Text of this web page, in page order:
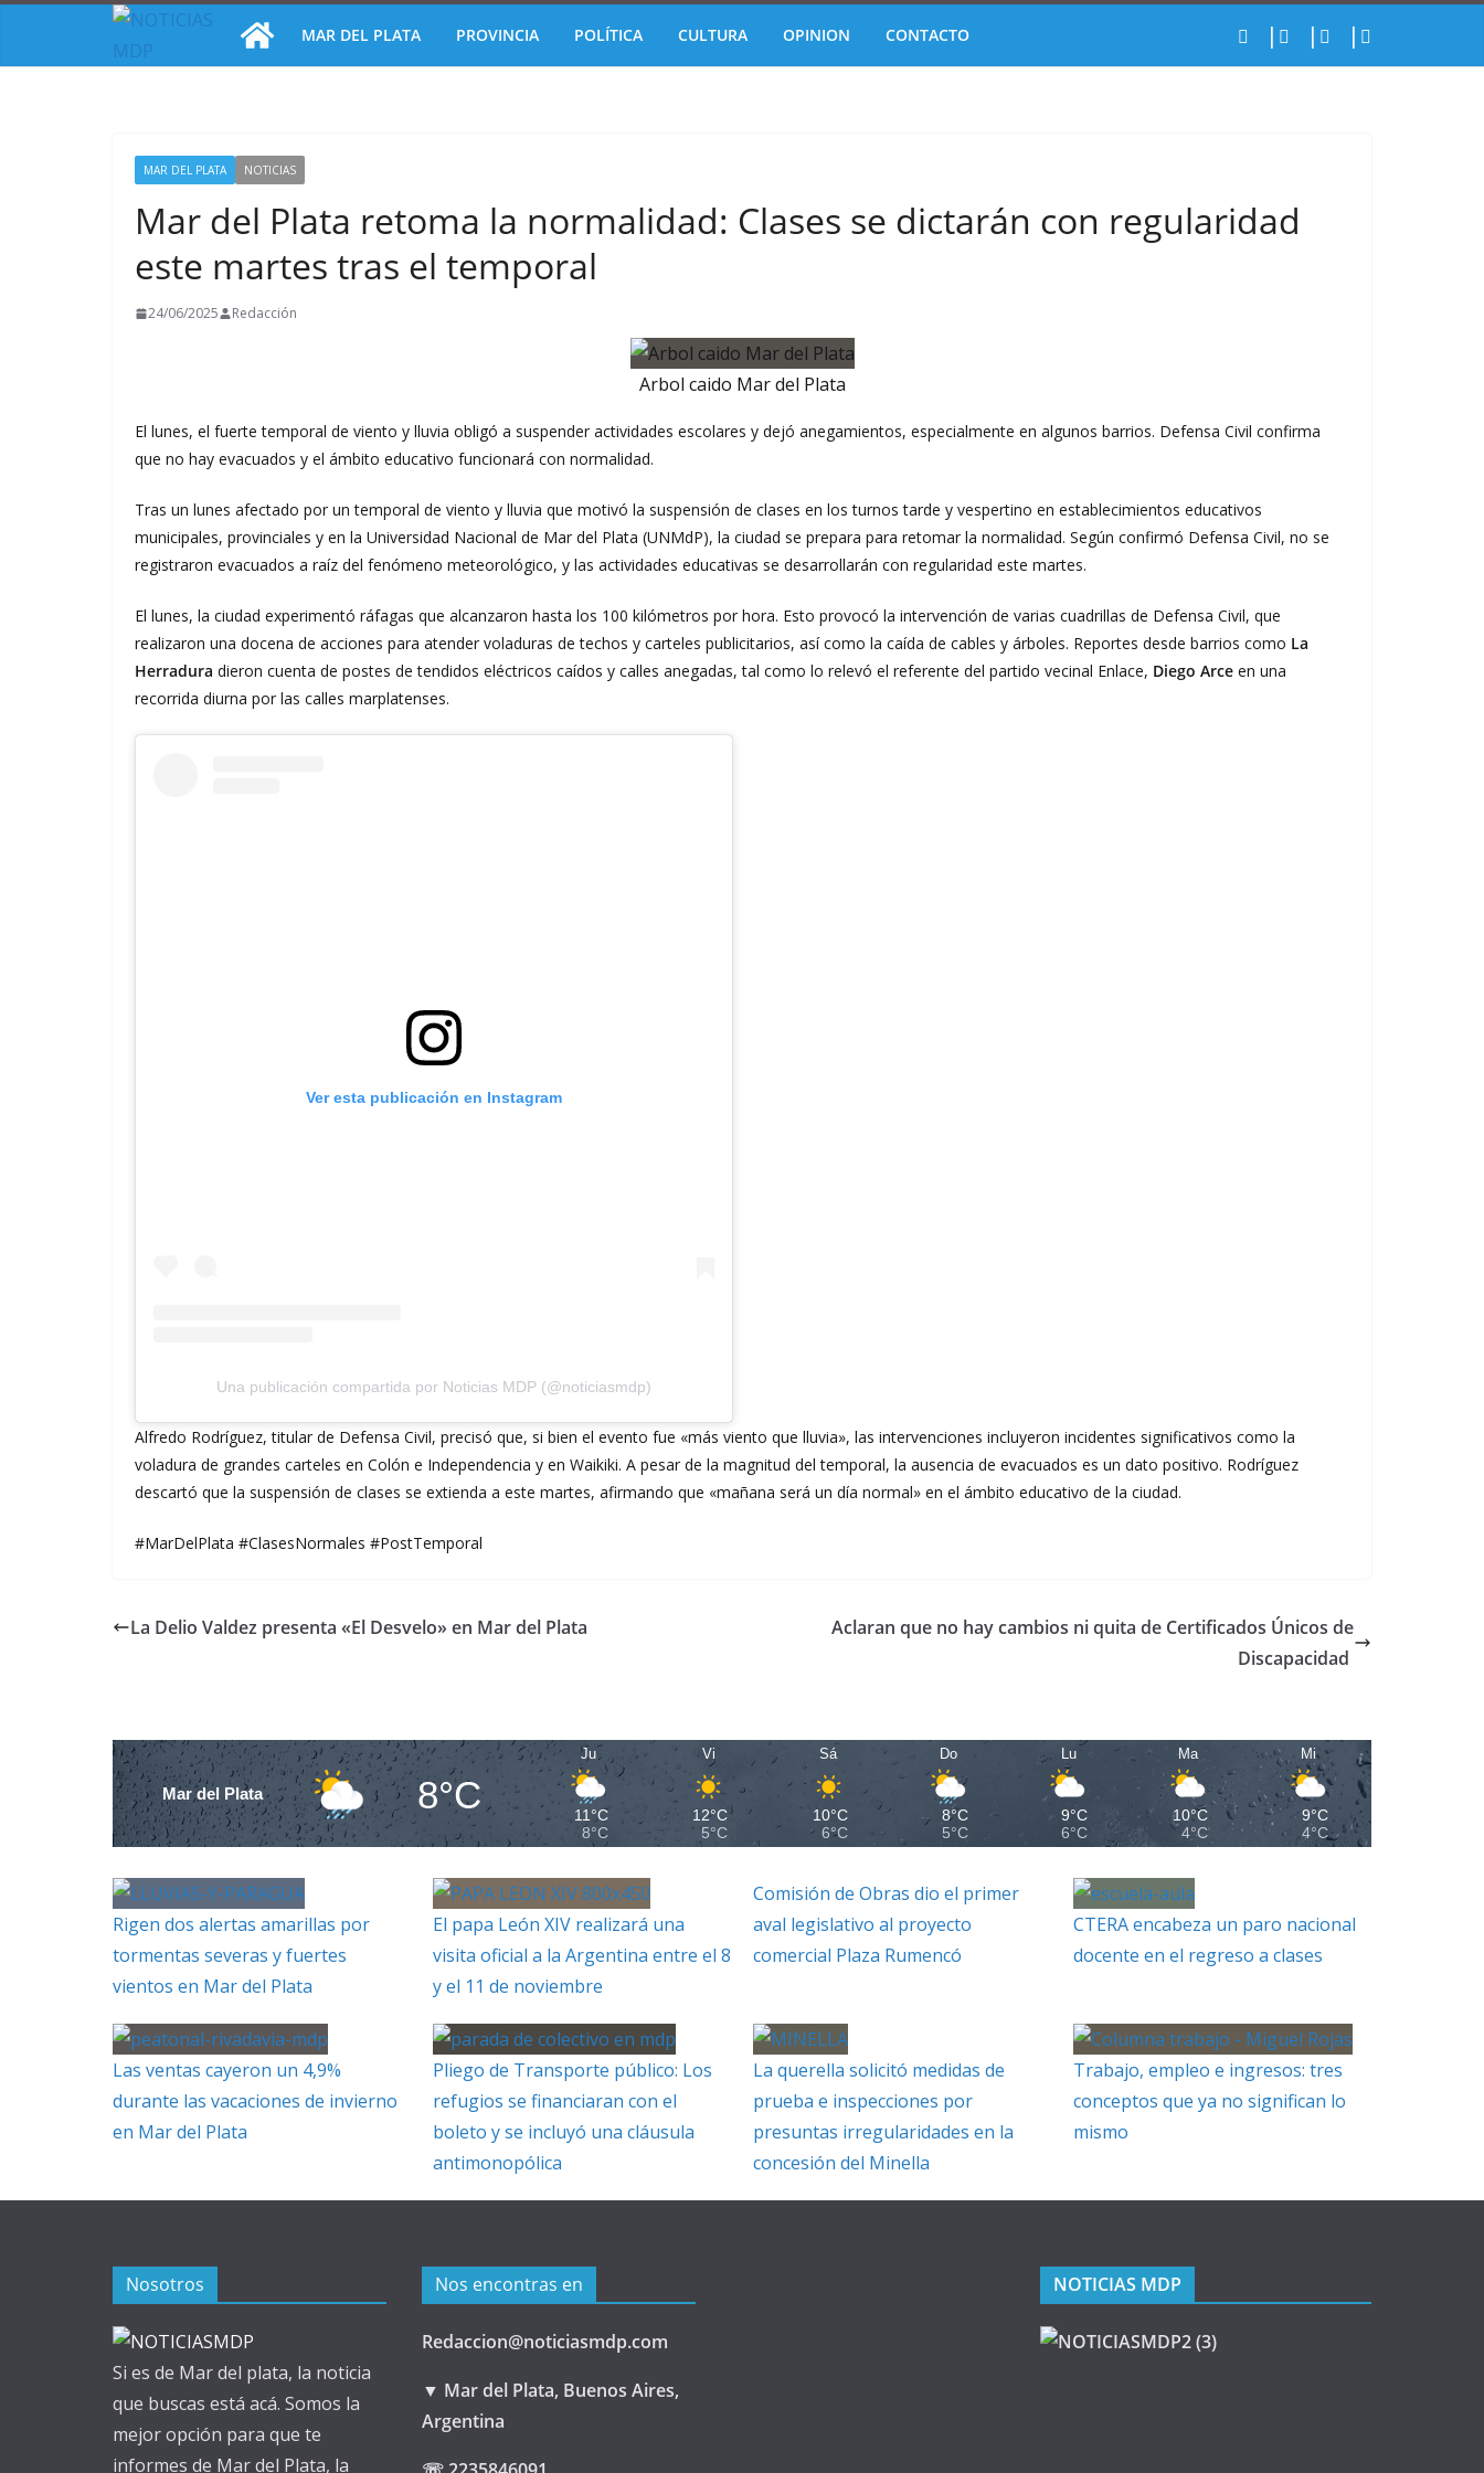
MAR DEL PLATA PROVINCIA POLÍTICA CULTURA OPINION CONTACTO
MAR DEL PLATA NOTICIAS
Mar del Plata retoma la normalidad: Clases se dictarán con regularidad
este martes tras el temporal
24/06/2025 Redacción
Arbol caido Mar del Plata
El lunes, el fuerte temporal de viento y lluvia obligó a suspender actividades escolares y dejó anegamientos, especialmente en algunos barrios. Defensa Civil confirma
que no hay evacuados y el ámbito educativo funcionará con normalidad.
Tras un lunes afectado por un temporal de viento y lluvia que motivó la suspensión de clases en los turnos tarde y vespertino en establecimientos educativos
municipales, provinciales y en la Universidad Nacional de Mar del Plata (UNMdP), la ciudad se prepara para retomar la normalidad. Según confirmó Defensa Civil, no se
registraron evacuados a raíz del fenómeno meteorológico, y las actividades educativas se desarrollarán con regularidad este martes.
El lunes, la ciudad experimentó ráfagas que alcanzaron hasta los 100 kilómetros por hora. Esto provocó la intervención de varias cuadrillas de Defensa Civil, que
realizaron una docena de acciones para atender voladuras de techos y carteles publicitarios, así como la caída de cables y árboles. Reportes desde barrios como La
Herradura dieron cuenta de postes de tendidos eléctricos caídos y calles anegadas, tal como lo relevó el referente del partido vecinal Enlace, Diego Arce en una
recorrida diurna por las calles marplatenses.
Ver esta publicación en Instagram
Una publicación compartida por Noticias MDP (@noticiasmdp)
Alfredo Rodríguez, titular de Defensa Civil, precisó que, si bien el evento fue «más viento que lluvia», las intervenciones incluyeron incidentes significativos como la
voladura de grandes carteles en Colón e Independencia y en Waikiki. A pesar de la magnitud del temporal, la ausencia de evacuados es un dato positivo. Rodríguez
descartó que la suspensión de clases se extienda a este martes, afirmando que «mañana será un día normal» en el ámbito educativo de la ciudad.
#MarDelPlata #ClasesNormales #PostTemporal
La Delio Valdez presenta «El Desvelo» en Mar del Plata
Aclaran que no hay cambios ni quita de Certificados Únicos de
Discapacidad
Mar del Plata 8°C
Ju
11°C
8°C
Vi
12°C
5°C
Sá
10°C
6°C
Do
8°C
5°C
Lu
9°C
6°C
Ma
10°C
4°C
Mi
9°C
4°C
Rigen dos alertas amarillas por
tormentas severas y fuertes
vientos en Mar del Plata
El papa León XIV realizará una
visita oficial a la Argentina entre el 8
y el 11 de noviembre
Comisión de Obras dio el primer
aval legislativo al proyecto
comercial Plaza Rumencó
CTERA encabeza un paro nacional
docente en el regreso a clases
Las ventas cayeron un 4,9%
durante las vacaciones de invierno
en Mar del Plata
Pliego de Transporte público: Los
refugios se financiaran con el
boleto y se incluyó una cláusula
antimonopólica
La querella solicitó medidas de
prueba e inspecciones por
presuntas irregularidades en la
concesión del Minella
Trabajo, empleo e ingresos: tres
conceptos que ya no significan lo
mismo
Nosotros
Si es de Mar del plata, la noticia
que buscas está acá. Somos la
mejor opción para que te
informes de Mar del Plata, la
Nos encontras en
Redaccion@noticiasmdp.com
▼ Mar del Plata, Buenos Aires,
Argentina
NOTICIAS MDP